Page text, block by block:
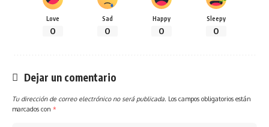
Love
0
Sad
0
Happy
0
Sleepy
0
Dejar un comentario
Tu dirección de correo electrónico no será publicada. Los campos obligatorios están
marcados con *